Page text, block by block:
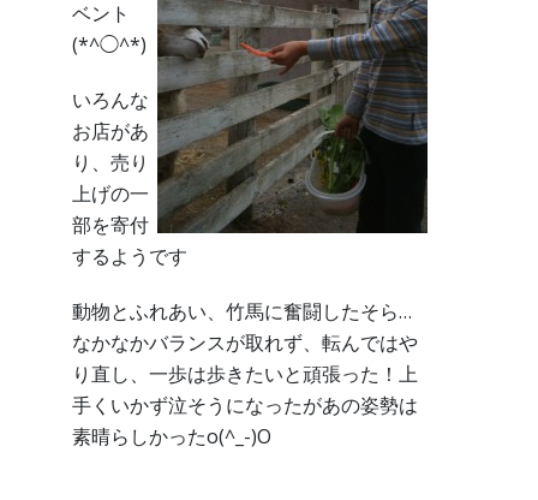
ベント
(*^◯^*)
いろんな
お店があ
り、売り
上げの一
部を寄付
するようです
動物とふれあい、竹馬に奮闘したそら…
なかなかバランスが取れず、転んではや
り直し、一歩は歩きたいと頑張った！上
手くいかず泣そうになったがあの姿勢は
素晴らしかったo(^_-)O